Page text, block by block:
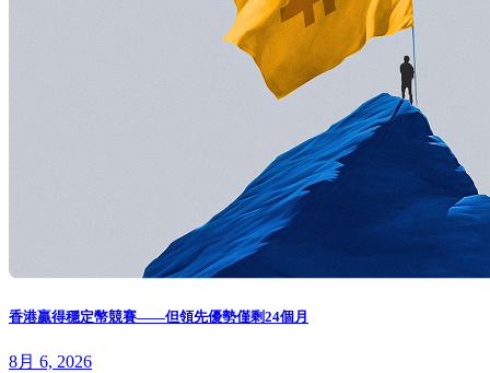
香港贏得穩定幣競賽——但領先優勢僅剩24個月
8月 6, 2026